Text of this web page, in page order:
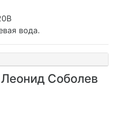
вода.
Соболев